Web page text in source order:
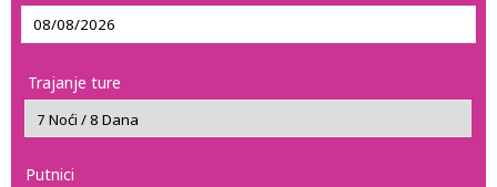
Trajanje ture
Putnici